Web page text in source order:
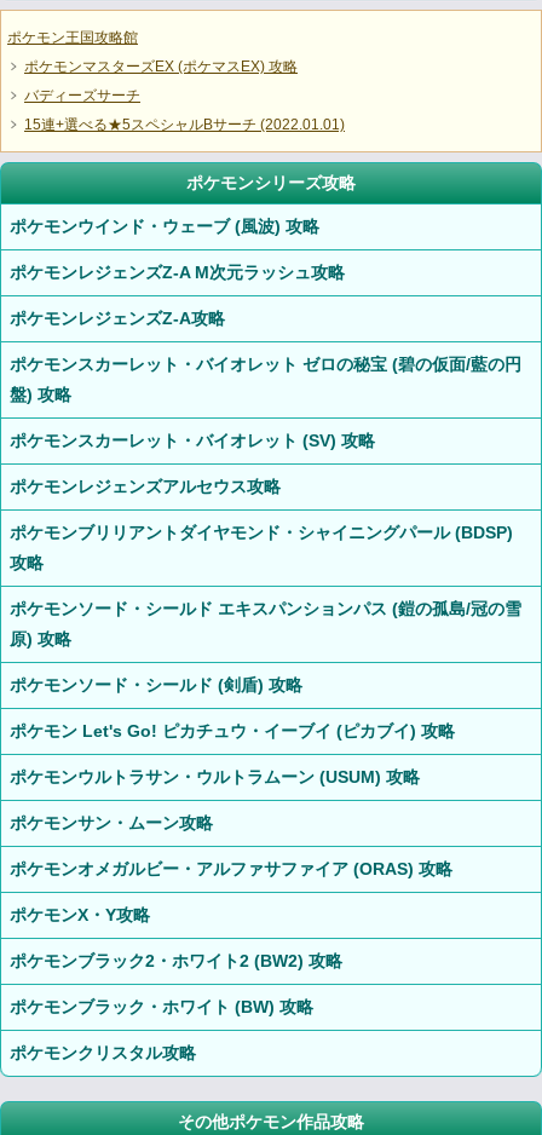
ポケモン王国攻略館
ポケモンマスターズEX (ポケマスEX) 攻略
バディーズサーチ
15連+選べる★5スペシャルBサーチ (2022.01.01)
ポケモンシリーズ攻略
ポケモンウインド・ウェーブ (風波) 攻略
ポケモンレジェンズZ-A M次元ラッシュ攻略
ポケモンレジェンズZ-A攻略
ポケモンスカーレット・バイオレット ゼロの秘宝 (碧の仮面/藍の円
盤) 攻略
ポケモンスカーレット・バイオレット (SV) 攻略
ポケモンレジェンズアルセウス攻略
ポケモンブリリアントダイヤモンド・シャイニングパール (BDSP)
攻略
ポケモンソード・シールド エキスパンションパス (鎧の孤島/冠の雪
原) 攻略
ポケモンソード・シールド (剣盾) 攻略
ポケモン Let's Go! ピカチュウ・イーブイ (ピカブイ) 攻略
ポケモンウルトラサン・ウルトラムーン (USUM) 攻略
ポケモンサン・ムーン攻略
ポケモンオメガルビー・アルファサファイア (ORAS) 攻略
ポケモンX・Y攻略
ポケモンブラック2・ホワイト2 (BW2) 攻略
ポケモンブラック・ホワイト (BW) 攻略
ポケモンクリスタル攻略
その他ポケモン作品攻略